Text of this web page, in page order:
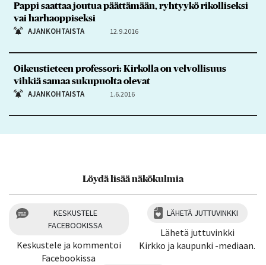
Pappi saattaa joutua päättämään, ryhtyykö rikolliseksi
vai harhaoppiseksi
AJANKOHTAISTA 12.9.2016
Oikeustieteen professori: Kirkolla on velvollisuus
vihkiä samaa sukupuolta olevat
AJANKOHTAISTA 1.6.2016
Löydä lisää näkökulmia
KESKUSTELE
FACEBOOKISSA
Keskustele ja kommentoi
Facebookissa
LÄHETÄ JUTTUVINKKI
Lähetä juttuvinkki
Kirkko ja kaupunki -mediaan.